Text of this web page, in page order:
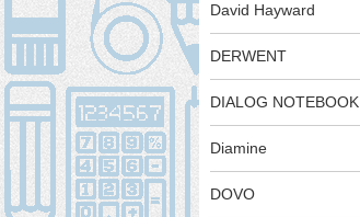
David Hayward
DERWENT
DIALOG NOTEBOOK
Diamine
DOVO